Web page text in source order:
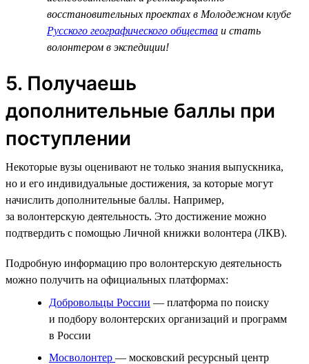
восстановительных проектах в Молодежном клубе
Русского географического общества и стать
волонтером в экспедиции!
5. Получаешь
дополнительные баллы при
поступлении
Некоторые вузы оценивают не только знания выпускника,
но и его индивидуальные достижения, за которые могут
начислить дополнительные баллы. Например,
за волонтерскую деятельность. Это достижение можно
подтвердить с помощью Личной книжки волонтера (ЛКВ).
Подробную информацию про волонтерскую деятельность
можно получить на официальных платформах:
Добровольцы России — платформа по поиску
и подбору волонтерских организаций и программ
в России
Мосволонтер — московский ресурсный центр